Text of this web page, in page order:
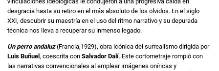
desgracia hasta su retiro en el más absoluto de los olvidos. En el siglo
XXI, descubrir su maestría en el uso del ritmo narrativo y su depurada
técnica nos lleva a recuperar su inmenso legado.
Un perro andaluz(Francia,1929), obra icónica del surrealismo dirigida por
Luis Buñuel , coescrita con Salvador Dalí. Este cortometraje rompió con
las narrativas convencionales al emplear imágenes oníricas y